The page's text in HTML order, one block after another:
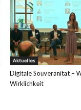
Aktuelles
Digitale Souveränität –
Wirklichkeit